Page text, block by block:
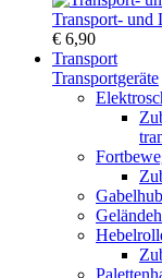
Transport- und
€ 6,90
Transport
Transportgeräte